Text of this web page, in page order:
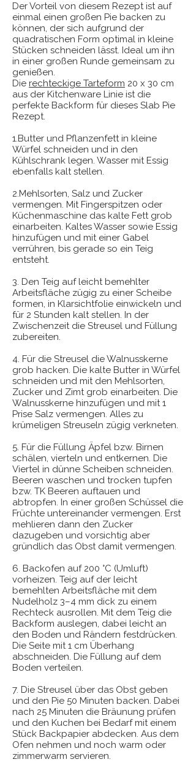
Der Vorteil von diesem Rezept ist auf
einmal einen großen Pie backen zu
können, der sich aufgrund der
quadratischen Form optimal in kleine
Stücken schneiden lässt. Ideal um ihn
in einer großen Runde gemeinsam zu
genießen.
Die rechteckige Tarteform 20 x 30 cm
aus der Kitchenware Linie ist die
perfekte Backform für dieses Slab Pie
Rezept.
1.Butter und Pflanzenfett in kleine
Würfel schneiden und in den
Kühlschrank legen. Wasser mit Essig
ebenfalls kalt stellen.
2.Mehlsorten, Salz und Zucker
vermengen. Mit Fingerspitzen oder
Küchenmaschine das kalte Fett grob
einarbeiten. Kaltes Wasser sowie Essig
hinzufügen und mit einer Gabel
verrühren, bis gerade so ein Teig
entsteht.
3. Den Teig auf leicht bemehlter
Arbeitsfläche zügig zu einer Scheibe
formen, in Klarsichtfolie einwickeln und
für 2 Stunden kalt stellen. In der
Zwischenzeit die Streusel und Füllung
zubereiten.
4. Für die Streusel die Walnusskerne
grob hacken. Die kalte Butter in Würfel
schneiden und mit den Mehlsorten,
Zucker und Zimt grob einarbeiten. Die
Walnusskerne hinzufügen und mit 1
Prise Salz vermengen. Alles zu
krümeligen Streuseln zügig verkneten.
5. Für die Füllung Äpfel bzw. Birnen
schälen, vierteln und entkernen. Die
Viertel in dünne Scheiben schneiden.
Beeren waschen und trocken tupfen
bzw. TK Beeren auftauen und
abtropfen. In einer großen Schüssel die
Früchte untereinander vermengen. Erst
mehlieren dann den Zucker
dazugeben und vorsichtig aber
gründlich das Obst damit vermengen.
6. Backofen auf 200 °C (Umluft)
vorheizen. Teig auf der leicht
bemehlten Arbeitsfläche mit dem
Nudelholz 3–4 mm dick zu einem
Rechteck ausrollen. Mit dem Teig die
Backform auslegen, dabei leicht an
den Boden und Rändern festdrücken.
Die Seite mit 1 cm Überhang
abschneiden. Die Füllung auf dem
Boden verteilen.
7. Die Streusel über das Obst geben
und den Pie 50 Minuten backen. Dabei
nach 25 Minuten die Bräunung prüfen
und den Kuchen bei Bedarf mit einem
Stück Backpapier abdecken. Aus dem
Ofen nehmen und noch warm oder
zimmerwarm servieren.